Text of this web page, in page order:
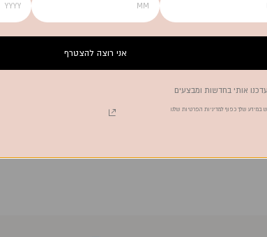
לא בטוחה איך להתאים את המפה למפיות?
מתלבטת איזו מתנה תיצור את אפקט הוואו?
צרו קשר
אני רוצה להצטרף
עדכנו אותי בחדשות ומבצעים
במידע שלך כפוף למדיניות הפרטיות שלנו